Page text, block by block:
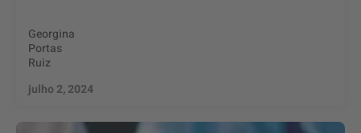
Georgina
Portas
Ruiz
julho 2, 2024